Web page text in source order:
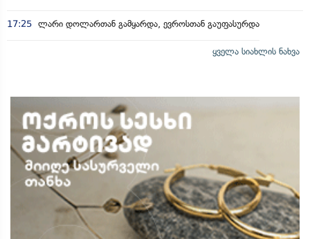
17:25 ლარი დოლართან გამყარდა, ევროსთან გაუფასურდა
ყველა სიახლის ნახვა